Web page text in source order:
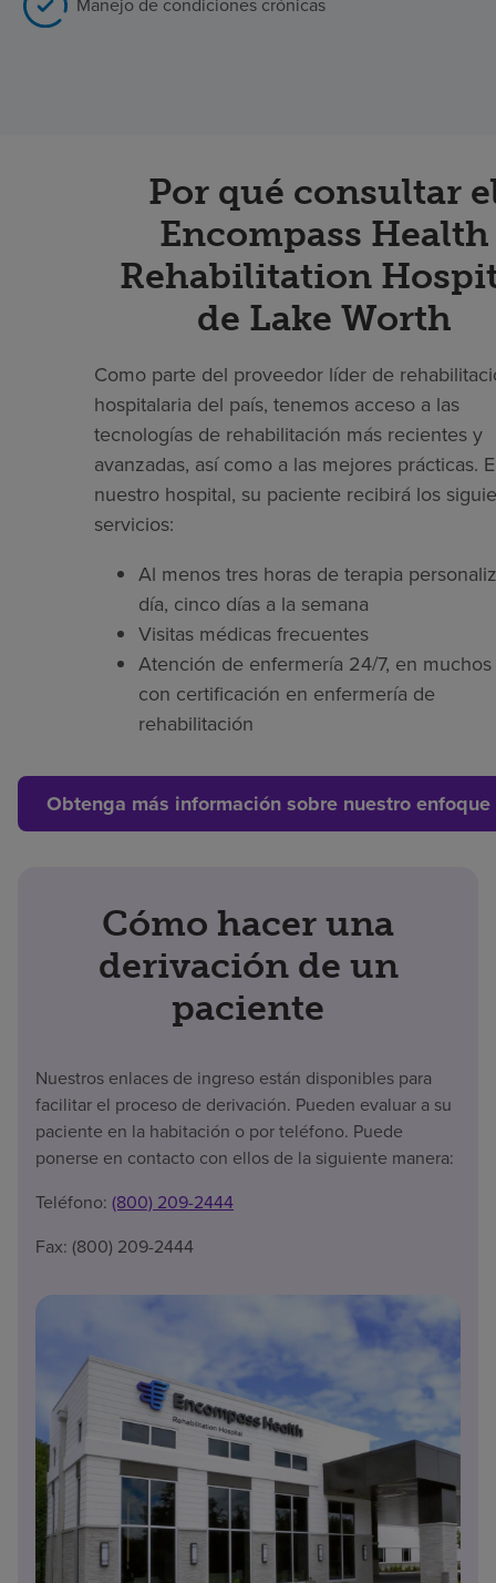
Por qué consultar
Encompass Health
Rehabilitation
de Lake Worth
Como parte del proveedor líder de
hospitalaria del país, tenemos acceso a las
tecnologías de rehabilitación más recientes y
avanzadas, así como a las mejores prácticas.
nuestro hospital, su paciente recibirá los
servicios:
Al menos tres horas de terapia
día, cinco días a la semana
Visitas médicas frecuentes
Atención de enfermería 24/7, en muchos
con certificación en enfermería de
rehabilitación
Obtenga más información sobre nuestro
Cómo hacer una
derivación de un
paciente
Nuestros enlaces de ingreso están disponibles para
facilitar el proceso de derivación. Pueden evaluar a su
paciente en la habitación o por teléfono. Puede
ponerse en contacto con ellos de la siguiente manera:
Teléfono: (800) 209-2444
Fax: (800) 209-2444